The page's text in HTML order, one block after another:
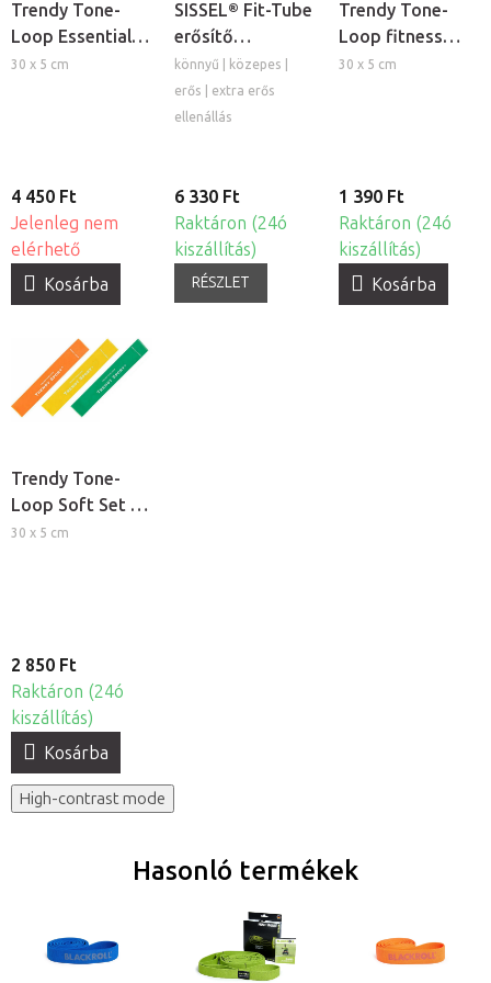
Trendy Tone-
Loop Essential
Set - Közepes és
30 x 5 cm
4 450 Ft
Jelenleg nem
elérhető
Kosárba
SISSEL® Fit-Tube
erősítő
gumikötél
szilikon
fogantyúval
könnyű | közepes |
erős | extra erős
ellenállás
6 330 Ft
Raktáron (24ó
kiszállítás)
RÉSZLET
Trendy Tone-
Loop fitness
gumiszalag -
30 x 5 cm
1 390 Ft
Raktáron (24ó
kiszállítás)
Kosárba
Trendy Tone-
Loop Soft Set -
Alacsony
30 x 5 cm
2 850 Ft
Raktáron (24ó
kiszállítás)
Kosárba
High-contrast mode
Hasonló termékek